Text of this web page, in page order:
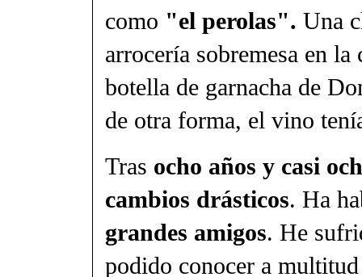
como "el perolas". Una
arrocería sobremesa en
botella de garnacha de
de otra forma, el vino
Tras ocho años y casi
cambios drásticos. Ha
grandes amigos. He
podido conocer a